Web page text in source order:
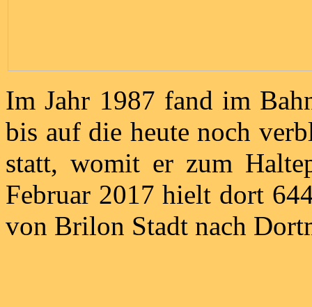
Im Jahr 1987 fand im
bis auf die heute noch
statt, womit er zum
Februar 2017 hielt dort
von Brilon Stadt nach